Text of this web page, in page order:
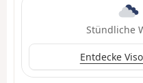
Stündliche
Entdecke